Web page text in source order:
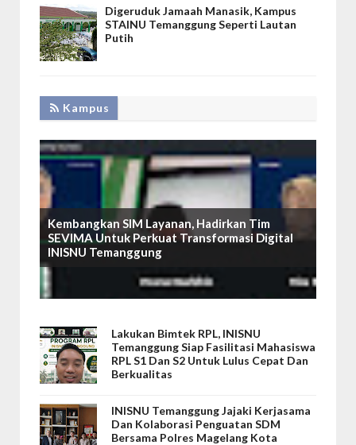
Digeruduk Jamaah Manasik, Kampus
STAINU Temanggung Seperti Lautan
Putih
Kampus
Kembangkan SIM Layanan, Hadirkan Tim
SEVIMA Untuk Perkuat Transformasi Digital
INISNU Temanggung
Lakukan Bimtek RPL, INISNU
Temanggung Siap Fasilitasi Mahasiswa
RPL S1 Dan S2 Untuk Lulus Cepat Dan
Berkualitas
INISNU Temanggung Jajaki Kerjasama
Dan Kolaborasi Penguatan SDM
Bersama Polres Magelang Kota